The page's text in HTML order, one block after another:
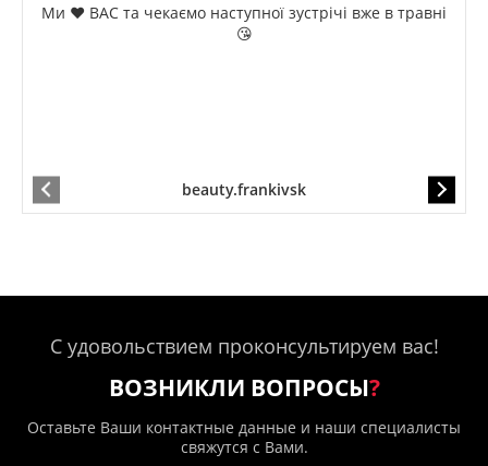
Ми ❤️ ВАС та чекаємо наступної зустрічі вже в травні
😘
beauty.frankivsk
С удовольствием проконсультируем вас!
ВОЗНИКЛИ ВОПРОСЫ?
Оставьте Ваши контактные данные и наши специалисты
свяжутся с Вами.